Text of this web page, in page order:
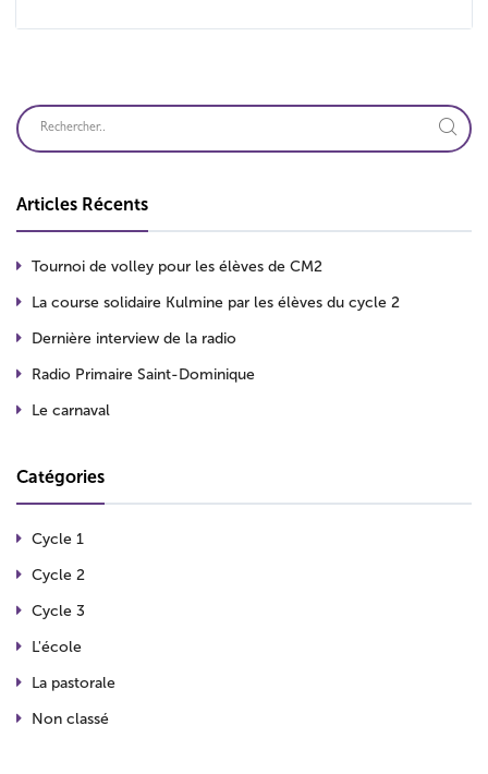
Articles Récents
Tournoi de volley pour les élèves de CM2
La course solidaire Kulmine par les élèves du cycle 2
Dernière interview de la radio
Radio Primaire Saint-Dominique
Le carnaval
Catégories
Cycle 1
Cycle 2
Cycle 3
L'école
La pastorale
Non classé